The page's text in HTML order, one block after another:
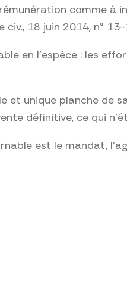
comme à
18 juin 2014, n°
en l’espèce : les
unique planche de
définitive, ce qui
est le mandat,